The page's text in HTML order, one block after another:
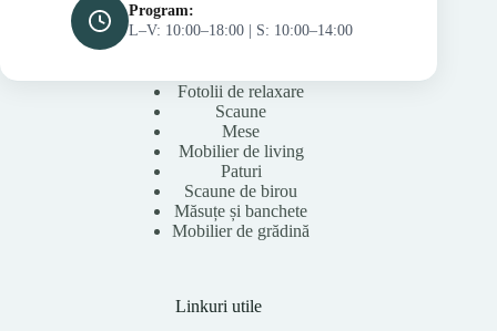
Program:
L–V: 10:00–18:00 | S: 10:00–14:00
Fotolii de relaxare
Scaune
Mese
Mobilier de living
Paturi
Scaune de birou
Măsuțe și banchete
Mobilier de grădină
Linkuri utile